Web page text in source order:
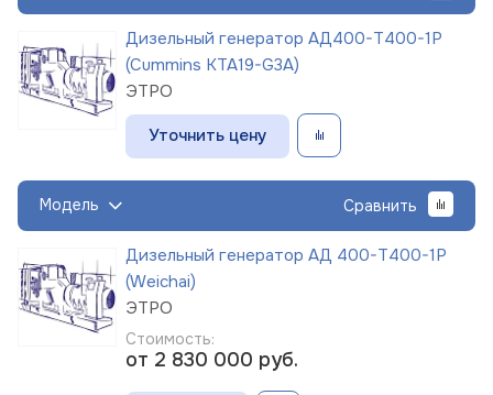
Дизельный генератор АД400-Т400-1Р
(Cummins KTA19-G3A)
ЭТРО
Уточнить цену
Модель Сравнить
Дизельный генератор АД 400-Т400-1Р
(Weichai)
ЭТРО
Стоимость:
от 2 830 000 руб.